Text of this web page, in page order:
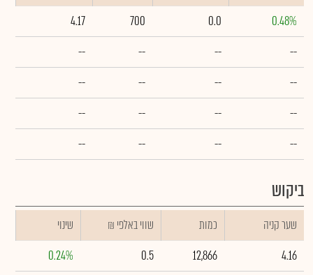
0.48%
0.0
700
4.17
--
--
--
--
--
--
--
--
--
--
--
--
--
--
--
--
ביקוש
שער קניה כמות ₪ שווי באלפי
שינוי
4.16
12,866
0.5
0.24%